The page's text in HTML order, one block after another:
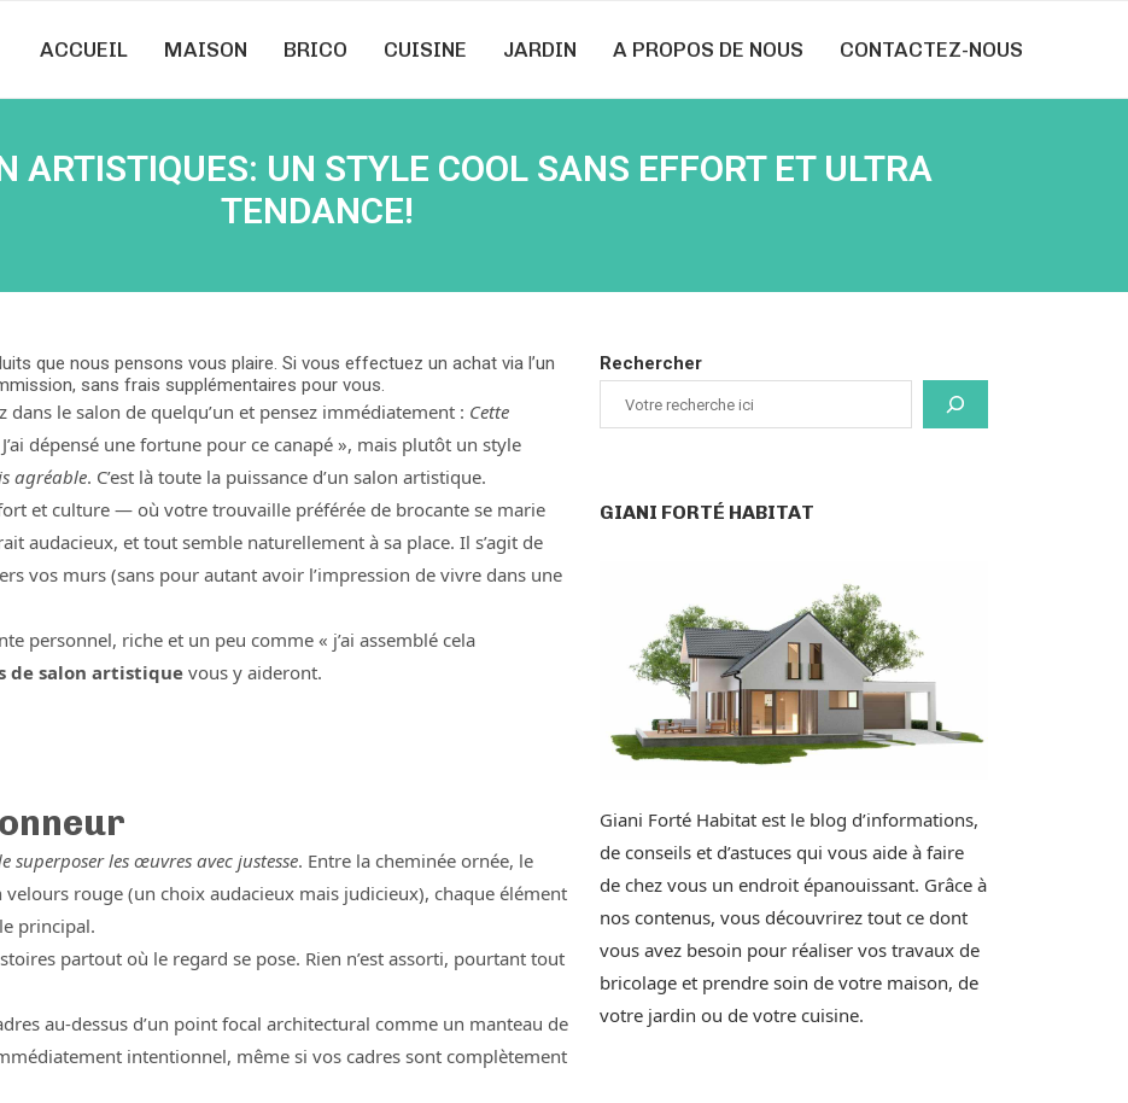
ACCUEIL MAISON BRICO CUISINE JARDIN A PROPOS DE NOUS CONTACTEZ-NOUS
ARTISTIQUES: UN STYLE COOL SANS EFFORT ET ULTRA
TENDANCE!
que nous pensons vous plaire. Si vous effectuez un achat via l’un
sans frais supplémentaires pour vous.
le salon de quelqu’un et pensez immédiatement : Cette
dépensé une fortune pour ce canapé », mais plutôt un style
agréable. C’est là toute la puissance d’un salon artistique.
et culture — où votre trouvaille préférée de brocante se marie
audacieux, et tout semble naturellement à sa place. Il s’agit de
vos murs (sans pour autant avoir l’impression de vivre dans une
personnel, riche et un peu comme « j’ai assemblé cela
de salon artistique vous y aideront.
superposer les œuvres avec justesse. Entre la cheminée ornée, le
rouge (un choix audacieux mais judicieux), chaque élément
principal.
partout où le regard se pose. Rien n’est assorti, pourtant tout
au-dessus d’un point focal architectural comme un manteau de
intentionnel, même si vos cadres sont complètement
Rechercher
GIANI FORTÉ HABITAT
Giani Forté Habitat est le blog d’informations,
de conseils et d’astuces qui vous aide à faire
de chez vous un endroit épanouissant. Grâce à
nos contenus, vous découvrirez tout ce dont
vous avez besoin pour réaliser vos travaux de
bricolage et prendre soin de votre maison, de
votre jardin ou de votre cuisine.